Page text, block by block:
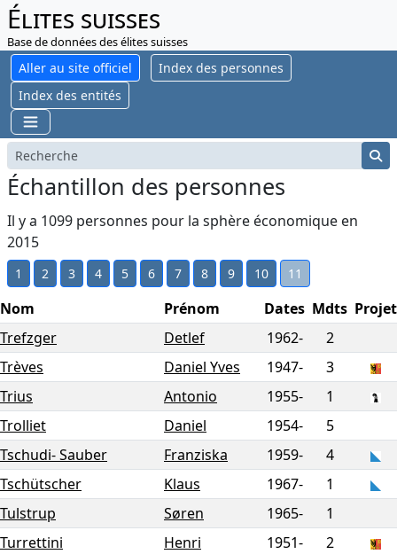
Élites suisses
Base de données des élites suisses
Aller au site officiel
Index des personnes
Index des entités
Échantillon des personnes
Il y a 1099 personnes pour la sphère économique en
2015
1 2 3 4 5 6 7 8 9 10 11
Nom Prénom Dates Mdts Projet
Trefzger
Detlef 1962-
2
Trèves
Daniel Yves 1947-
3
Trius
Antonio 1955-
1
Trolliet
Daniel 1954-
5
Tschudi- Sauber
Franziska 1959-
4
Tschütscher
Klaus 1967-
1
Tulstrup
Søren 1965-
1
Turrettini
Henri 1951-
2